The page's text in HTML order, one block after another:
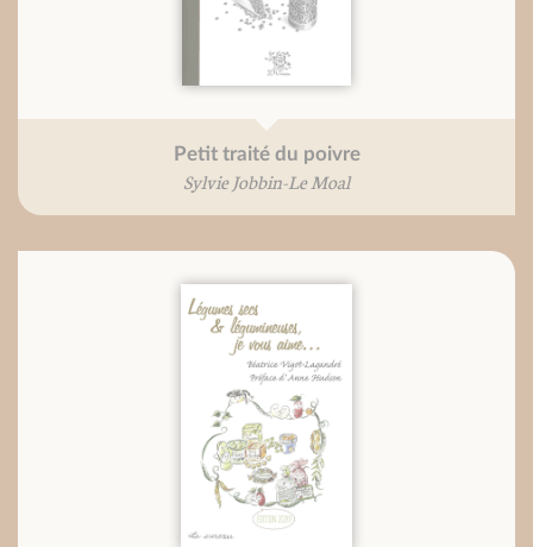
Petit traité du poivre
Sylvie Jobbin-Le Moal